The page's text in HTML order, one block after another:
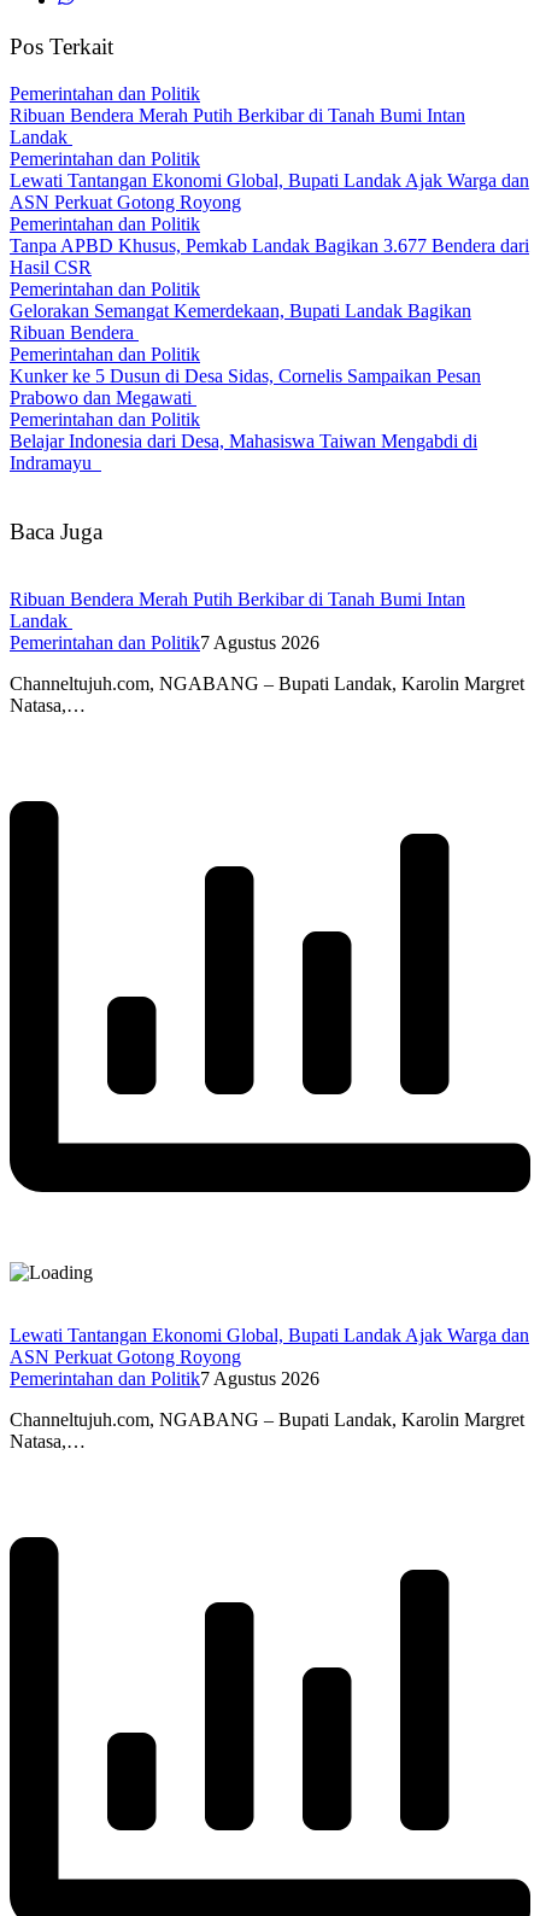
Pos Terkait
Pemerintahan dan Politik
Ribuan Bendera Merah Putih Berkibar di Tanah Bumi Intan
Landak
Pemerintahan dan Politik
Lewati Tantangan Ekonomi Global, Bupati Landak Ajak Warga dan
ASN Perkuat Gotong Royong
Pemerintahan dan Politik
Tanpa APBD Khusus, Pemkab Landak Bagikan 3.677 Bendera dari
Hasil CSR
Pemerintahan dan Politik
Gelorakan Semangat Kemerdekaan, Bupati Landak Bagikan
Ribuan Bendera
Pemerintahan dan Politik
Kunker ke 5 Dusun di Desa Sidas, Cornelis Sampaikan Pesan
Prabowo dan Megawati
Pemerintahan dan Politik
Belajar Indonesia dari Desa, Mahasiswa Taiwan Mengabdi di
Indramayu
Baca Juga
Ribuan Bendera Merah Putih Berkibar di Tanah Bumi Intan
Landak
Pemerintahan dan Politik7 Agustus 2026
Channeltujuh.com, NGABANG – Bupati Landak, Karolin Margret
Natasa,…
Lewati Tantangan Ekonomi Global, Bupati Landak Ajak Warga dan
ASN Perkuat Gotong Royong
Pemerintahan dan Politik7 Agustus 2026
Channeltujuh.com, NGABANG – Bupati Landak, Karolin Margret
Natasa,…